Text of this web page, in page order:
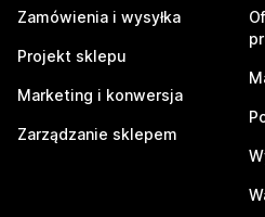
Zamówienia i wysyłka
Projekt sklepu
Marketing i konwersja
Zarządzanie sklepem